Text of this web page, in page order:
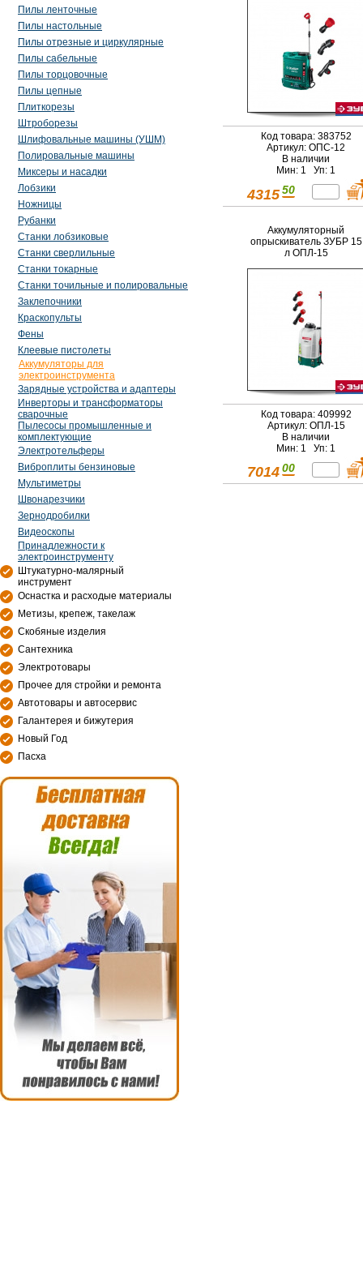
Пилы ленточные
Пилы настольные
Пилы отрезные и циркулярные
Пилы сабельные
Пилы торцовочные
Пилы цепные
Плиткорезы
Штроборезы
Шлифовальные машины (УШМ)
Полировальные машины
Миксеры и насадки
Лобзики
Ножницы
Рубанки
Станки лобзиковые
Станки сверлильные
Станки токарные
Станки точильные и полировальные
Заклепочники
Краскопульты
Фены
Клеевые пистолеты
Аккумуляторы для
электроинструмента
Зарядные устройства и адаптеры
Инверторы и трансформаторы
сварочные
Пылесосы промышленные и
комплектующие
Электротельферы
Виброплиты бензиновые
Мультиметры
Швонарезчики
Зернодробилки
Видеоскопы
Принадлежности к
электроинструменту
Штукатурно-малярный
инструмент
Оснастка и расходые материалы
Метизы, крепеж, такелаж
Скобяные изделия
Сантехника
Электротовары
Прочее для стройки и ремонта
Автотовары и автосервис
Галантерея и бижутерия
Новый Год
Пасха
Код товара: 383752
Артикул: ОПС-12
В наличии
Мин: 1 Уп: 1
4315 50
Аккумуляторный
опрыскиватель ЗУБР 15
л ОПЛ-15
Код товара: 409992
Артикул: ОПЛ-15
В наличии
Мин: 1 Уп: 1
7014 00